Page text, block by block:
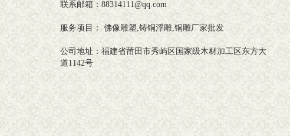
联系邮箱：88314111@qq.com
服务项目： 佛像雕塑,铸铜浮雕,铜雕厂家批发
公司地址：福建省莆田市秀屿区国家级木材加工区东方大
道1142号